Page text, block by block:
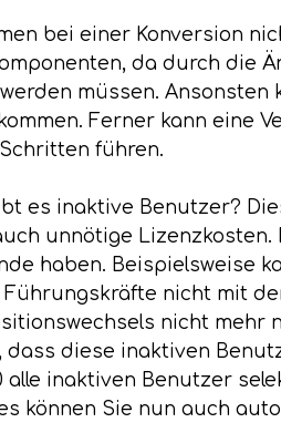
bei einer Konversion
da durch die
müssen.
Ferner kann eine
führen.
es inaktive Benutzer?
unnötige Lizenzkosten.
haben. Beispielsweise
Führungskräfte nicht mit
nicht mehr
dass diese inaktiven
alle inaktiven Benutzer
können Sie nun auch